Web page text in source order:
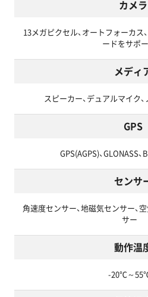
カメラ
13メガピクセル、オートフォーカス
ードをサポ
メディ
スピーカー、デュアルマイク
GPS
GPS(AGPS)、GLONASS
センサ
角速度センサー、地磁気センサー、
サー
動作温
-20℃～